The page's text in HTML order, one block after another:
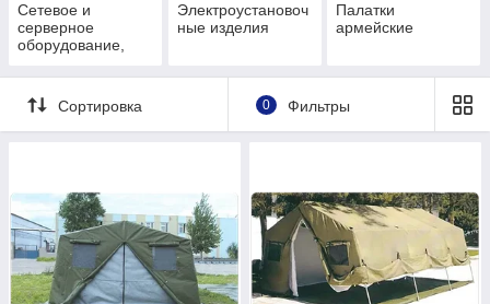
Сетевое и
серверное
оборудование,
Электроустановоч
ные изделия
Палатки
армейские
Сортировка 0 Фильтры